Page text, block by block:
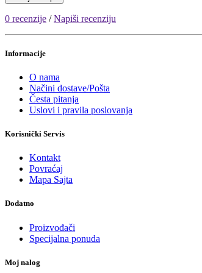
0 recenzije /Napiši recenziju
Informacije
O nama
Načini dostave/Pošta
Česta pitanja
Uslovi i pravila poslovanja
Korisnički Servis
Kontakt
Povraćaj
Mapa Sajta
Dodatno
Proizvođači
Specijalna ponuda
Moj nalog